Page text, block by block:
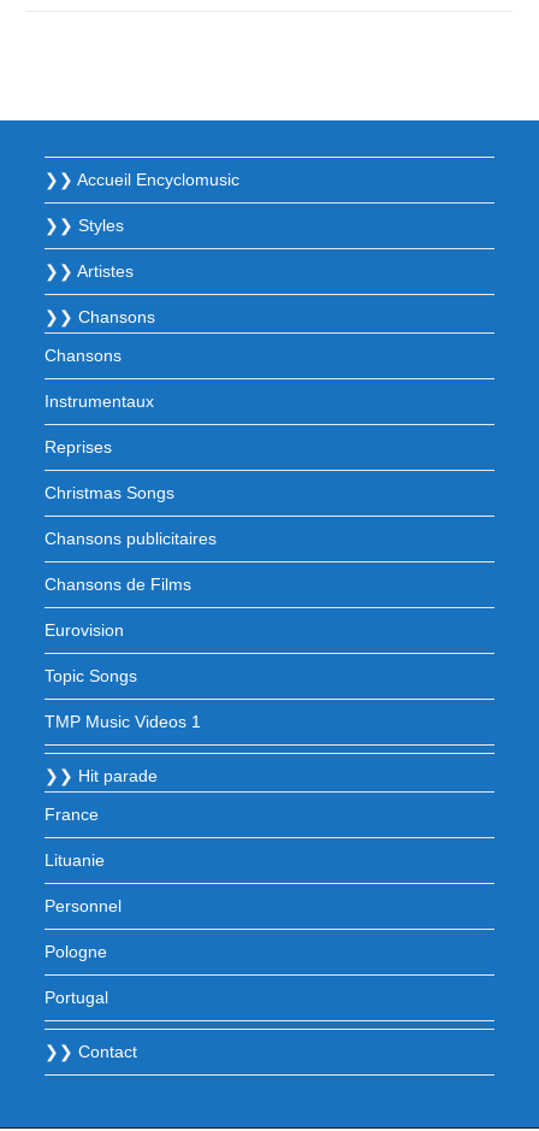
❯❯ Accueil Encyclomusic
❯❯ Styles
❯❯ Artistes
❯❯ Chansons
Chansons
Instrumentaux
Reprises
Christmas Songs
Chansons publicitaires
Chansons de Films
Eurovision
Topic Songs
TMP Music Videos 1
❯❯ Hit parade
France
Lituanie
Personnel
Pologne
Portugal
❯❯ Contact